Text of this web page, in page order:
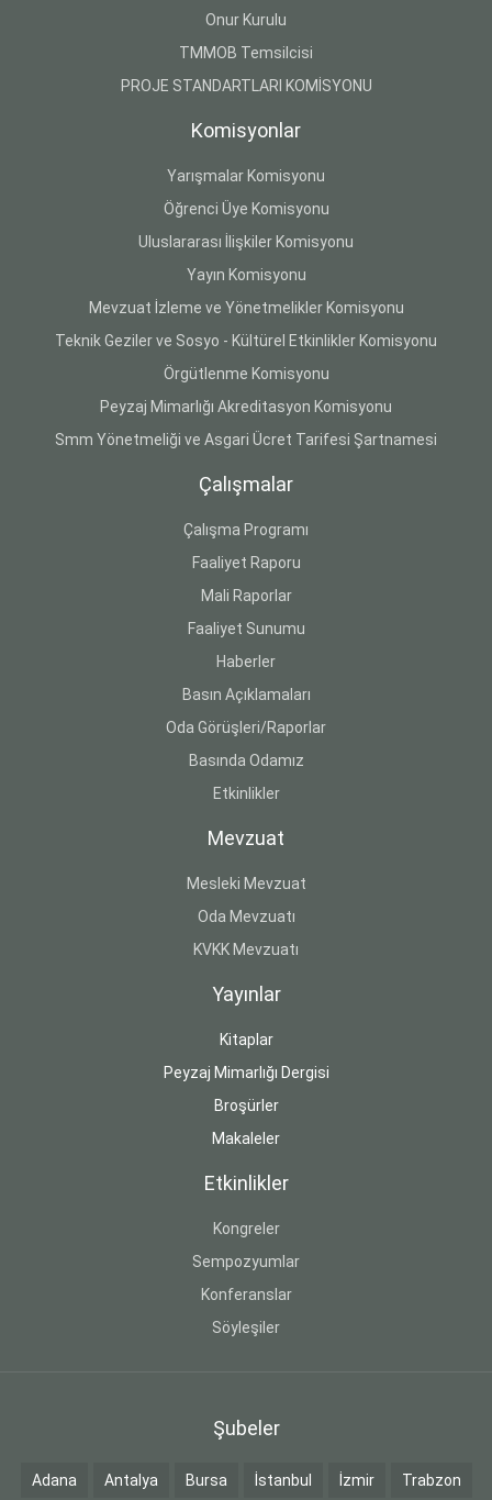
Onur Kurulu
TMMOB Temsilcisi
PROJE STANDARTLARI KOMİSYONU
Komisyonlar
Yarışmalar Komisyonu
Öğrenci Üye Komisyonu
Uluslararası İlişkiler Komisyonu
Yayın Komisyonu
Mevzuat İzleme ve Yönetmelikler Komisyonu
Teknik Geziler ve Sosyo - Kültürel Etkinlikler Komisyonu
Örgütlenme Komisyonu
Peyzaj Mimarlığı Akreditasyon Komisyonu
Smm Yönetmeliği ve Asgari Ücret Tarifesi Şartnamesi
Çalışmalar
Çalışma Programı
Faaliyet Raporu
Mali Raporlar
Faaliyet Sunumu
Haberler
Basın Açıklamaları
Oda Görüşleri/Raporlar
Basında Odamız
Etkinlikler
Mevzuat
Mesleki Mevzuat
Oda Mevzuatı
KVKK Mevzuatı
Yayınlar
Kitaplar
Peyzaj Mimarlığı Dergisi
Broşürler
Makaleler
Etkinlikler
Kongreler
Sempozyumlar
Konferanslar
Söyleşiler
Şubeler
Adana Antalya Bursa İstanbul İzmir Trabzon